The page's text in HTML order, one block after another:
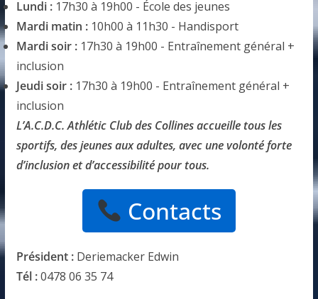
Lundi :17h30 à 19h00 - École des jeunes
Mardi matin :10h00 à 11h30 - Handisport
Mardi soir :17h30 à 19h00 - Entraînement général +
inclusion
Jeudi soir :17h30 à 19h00 - Entraînement général +
inclusion
L’A.C.D.C. Athlétic Club des Collines accueille tous les
sportifs, des jeunes aux adultes, avec une volonté forte
d’inclusion et d’accessibilité pour tous.
Contacts
Président :Deriemacker Edwin
Tél :0478 06 35 74